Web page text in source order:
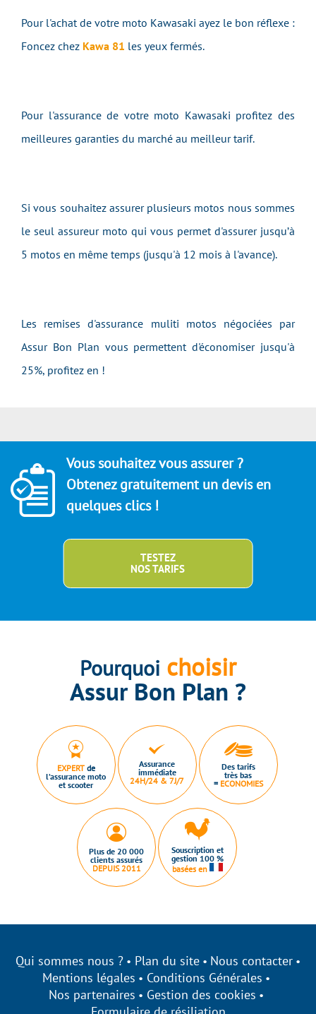
Pour l'achat de votre moto Kawasaki ayez le bon réflexe :
Foncez chez Kawa 81 les yeux fermés.
Pour l'assurance de votre moto Kawasaki profitez des
meilleures garanties du marché au meilleur tarif.
Si vous souhaitez assurer plusieurs motos nous sommes
le seul assureur moto qui vous permet d'assurer jusqu’à
5 motos en même temps (jusqu'à 12 mois à l'avance).
Les remises d'assurance muliti motos négociées par
Assur Bon Plan vous permettent d'économiser jusqu'à
25%, profitez en !
Vous souhaitez vous assurer ?
Obtenez gratuitement un devis en
quelques clics !
TESTEZ
NOS TARIFS
Pourquoi choisir
Assur Bon Plan ?
EXPERTde
l’assurance moto
et scooter
Assurance
immédiate
24H/24 & 7J/7
Des tarifs
très bas
= ECONOMIES
Plus de 20 000
clients assurés
DEPUIS 2011
Souscription et
gestion 100 %
basées en
Qui sommes nous ? Plan du site
Nous contacter
Mentions légales
Conditions Générales
Nos partenaires
Gestion des cookies